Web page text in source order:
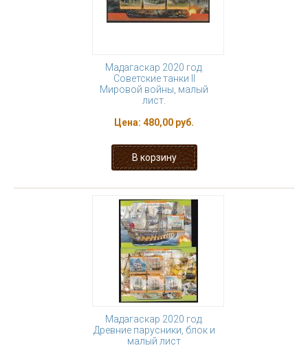
Мадагаскар 2020 год.
Советские танки II
Мировой войны, малый
лист.
Цена: 480,00 руб.
Мадагаскар 2020 год.
Древние парусники, блок и
малый лист